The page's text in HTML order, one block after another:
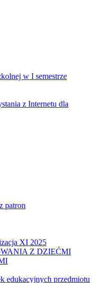
w I semestrze
z Internetu dla
patron
XI 2025
Z DZIEĆMI
edukacyjnych przedmiotu